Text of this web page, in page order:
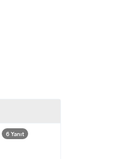
6 Yanıt